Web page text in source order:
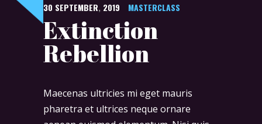
30 SEPTEMBER, 2019 MASTERCLASS
Extinction
Rebellion
Maecenas ultricies mi eget mauris
pharetra et ultrices neque ornare